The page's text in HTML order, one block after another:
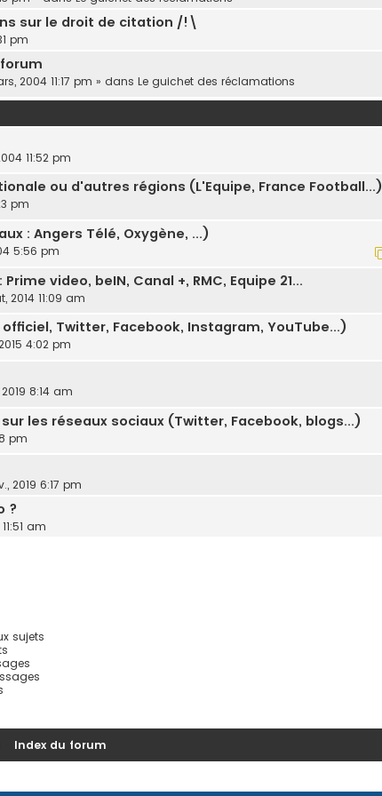
sur le droit de citation /!\
pm
2004 11:17 pm » dans Le guichet des réclamations
11:52 pm
ou d'autres régions (L'Equipe, France Football...)
pm
: Angers Télé, Oxygène, ...)
5:56 pm
video, beIN, Canal +, RMC, Equipe 21...
2014 11:09 am
Twitter, Facebook, Instagram, YouTube...)
4:02 pm
8:14 am
les réseaux sociaux (Twitter, Facebook, blogs...)
pm
2019 6:17 pm
?
am
sujets
Index du forum